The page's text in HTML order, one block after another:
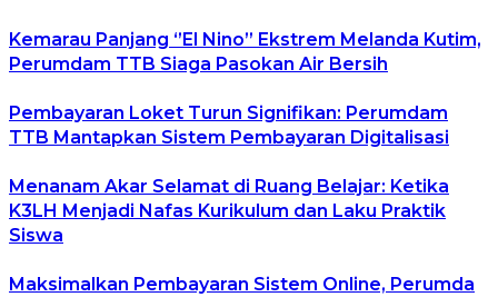
Kemarau Panjang ‘’El Nino’’ Ekstrem Melanda Kutim,
Perumdam TTB Siaga Pasokan Air Bersih
Pembayaran Loket Turun Signifikan: Perumdam
TTB Mantapkan Sistem Pembayaran Digitalisasi
Menanam Akar Selamat di Ruang Belajar: Ketika
K3LH Menjadi Nafas Kurikulum dan Laku Praktik
Siswa
Maksimalkan Pembayaran Sistem Online, Perumda